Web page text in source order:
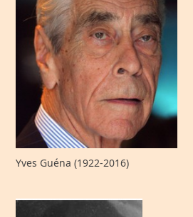
Yves Guéna (1922-2016)